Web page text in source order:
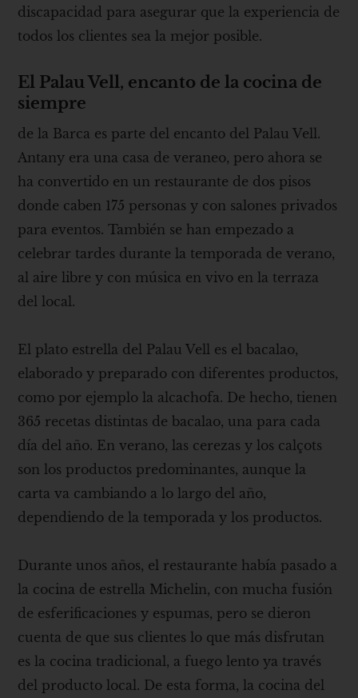
discapacidad para asegurar que la experiencia de
todos los clientes sea la mejor posible.
El Palau Vell, encanto de la cocina de
siempre
de la Barca es parte del encanto del Palau Vell.
Antany era una casa de veraneo, pero ahora se
ha convertido en un restaurante de dos pisos
donde caben 175 personas y con salones privados
para eventos. También se han empezado a
celebrar tardes durante la temporada de verano,
al aire libre y con música en vivo en la terraza
del local.
El plato estrella del Palau Vell es el bacalao,
elaborado y preparado con diferentes productos,
como por ejemplo la alcachofa. De hecho, tienen
365 recetas distintas de bacalao, una para cada
día del año. En verano, las cerezas y los calçots
son los productos predominantes, aunque la
carta va cambiando a lo largo del año,
dependiendo de la temporada y los productos.
Durante unos años, el restaurante había pasado a
la cocina de estrella Michelin, con mucha fusión
de esferificaciones y espumas, pero se dieron
cuenta de que sus clientes lo que más disfrutan
es la cocina tradicional, a fuego lento ya través
del producto local. De esta forma, la cocina del